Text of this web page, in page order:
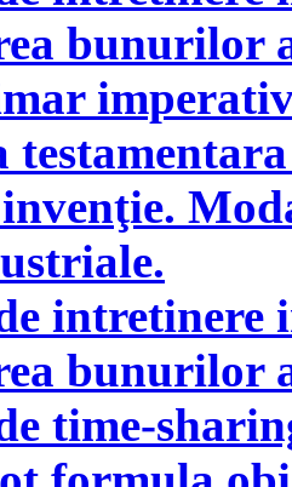
bunurilor
intretinere
bunurilor
time-